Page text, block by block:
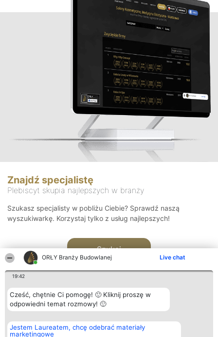
ORŁY Branży Budowlanej Live chat
19:42
Cześć, chętnie Ci pomogę! 🙂 Kliknij proszę w
odpowiedni temat rozmowy! 🙂
Jestem Laureatem, chcę odebrać materiały
marketingowe
Znajdź specjalistę
Plebiscyt skupia najlepszych w branży
Szukasz specjalisty w pobliżu Ciebie? Sprawdź naszą
wyszukiwarkę. Korzystaj tylko z usług najlepszych!
Szukaj
Organizator plebiscytu
Bright Side Solutions sp. z o.
o. sp. k.
Plebiscyt
Laureaci
Kontakt
Kontakt